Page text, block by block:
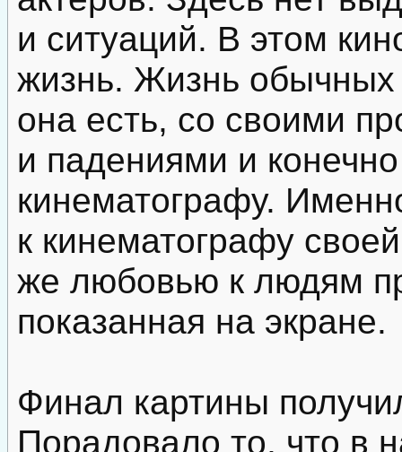
и ситуаций. В этом
жизнь. Жизнь обычных
она есть, со своими
и падениями и
кинематографу.
к кинематографу
же любовью к людям
показанная на экране.
Финал картины
Порадовало то, что в